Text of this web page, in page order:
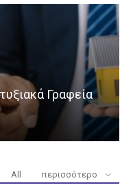
Γραφεία
All περισσότερο